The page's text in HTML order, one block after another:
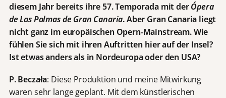
diesem Jahr bereits ihre 57. Temporada mit derÓpera
de Las Palmas de Gran Canaria. Aber Gran Canaria liegt
nicht ganz im europäischen Opern-Mainstream. Wie
fühlen Sie sich mit ihren Auftritten hier auf der Insel?
Ist etwas anders als in Nordeuropa oder den USA?
P. Beczała: Diese Produktion und meine Mitwirkung
waren sehr lange geplant. Mit dem künstlerischen